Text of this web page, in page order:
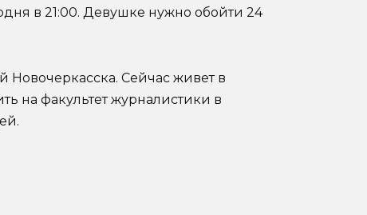
в 21:00. Девушке нужно обойти 24
Новочеркасска. Сейчас живет в
на факультет журналистики в